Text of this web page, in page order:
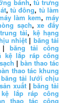
bánh, tủ trưng
,tủ đông, tủ làm
làm kem, máy
sạch,xe đẩy
tải, kệ hạng
nhiệt| băng tải
| băng tải công
kệ lắp ráp công
| bàn thao tác
thao tác khung
băng tải lưới chịu
xuất |băng tải
lắp ráp công
thao tác công